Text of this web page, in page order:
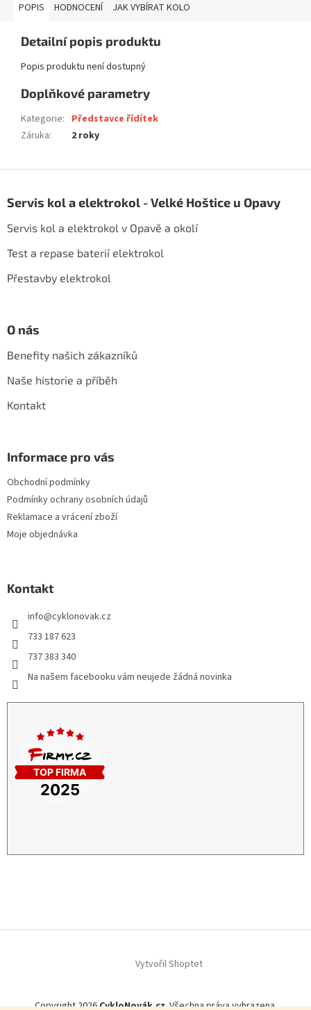
POPIS HODNOCENÍ JAK VYBÍRAT KOLO
Detailní popis produktu
Popis produktu není dostupný
Doplňkové parametry
Kategorie: Představce řídítek
Záruka: 2 roky
pServis kol a elektrokol - Velké Hoštice u Opavy
Servis kol a elektrokol v Opavě a okolí
Test a repase baterií elektrokol
Přestavby elektrokol
O nás
Benefity našich zákazníků
Naše historie a příběh
Kontakt
Informace pro vás
Obchodní podmínky
Podmínky ochrany osobních údajů
Reklamace a vrácení zboží
Moje objednávka
Kontakt
info@cyklonovak.cz
733 187 623
737 383 340
Na našem facebooku vám neujede žádná novinka
Vytvořil Shoptet
Copyright 2026CykloNovák.cz. Všechna práva vyhrazena.